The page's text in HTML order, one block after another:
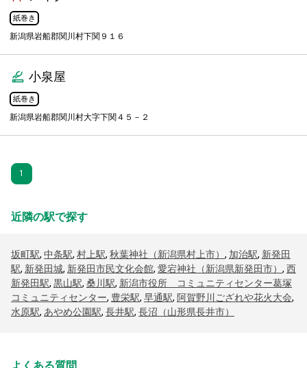
紙巻き
新潟県岩船郡関川村下関９１６
小泉屋
紙巻き
新潟県岩船郡関川村大字下関４５－２
1
近隣の駅で探す
坂町駅, 中条駅, 村上駅, 秋葉神社（新潟県村上市） , 加治駅, 新発田
駅, 新発田城, 新発田市民文化会館, 愛宕神社（新潟県新発田市） , 西
新発田駅, 黒山駅, 桑川駅, 新潟市役所 コミュニティセンター葛塚
コミュニティセンター, 豊栄駅, 早通駅, 阿賀野川ござれや花火大会,
水原駅, あやめ公園駅, 長井駅, 長沼（山形県長井市）